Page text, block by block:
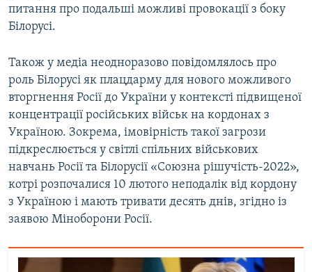
питання про подальші можливі провокації з боку
Білорусі.
Також у медіа неодноразово повідомлялось про
роль Білорусі як плацдарму для нового можливого
вторгнення Росії до України у контексті підвищеної
концентрації російських військ на кордонах з
Україною. Зокрема, імовірність такої загрози
підкреслюється у світлі спільних військових
навчань Росії та Білорусії «Союзна рішучість-2022»,
котрі розпочалися 10 лютого неподалік від кордону
з Україною і мають тривати десять днів, згідно із
заявою Міноборони Росії.